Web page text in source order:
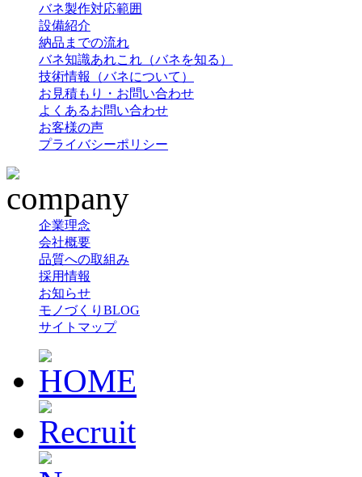
バネ製作対応範囲
設備紹介
納品までの流れ
バネ知識あれこれ（バネを知る）
技術情報（バネについて）
お見積もり・お問い合わせ
よくあるお問い合わせ
お客様の声
プライバシーポリシー
企業理念
会社概要
品質への取組み
採用情報
お知らせ
モノづくりBLOG
サイトマップ